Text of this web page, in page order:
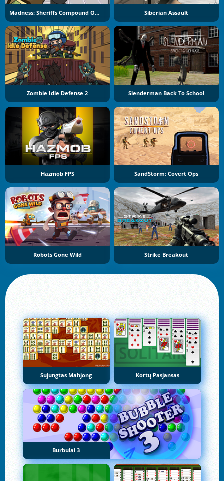
Madness: Sheriffs Compound Official Siberian Assault
Zombie Idle Defense 2 Slenderman Back To School
Hazmob FPS SandStorm: Covert Ops
Robots Gone Wild Strike Breakout
Sujungtas Mahjong Kortų Pasjansas
Burbulai 3